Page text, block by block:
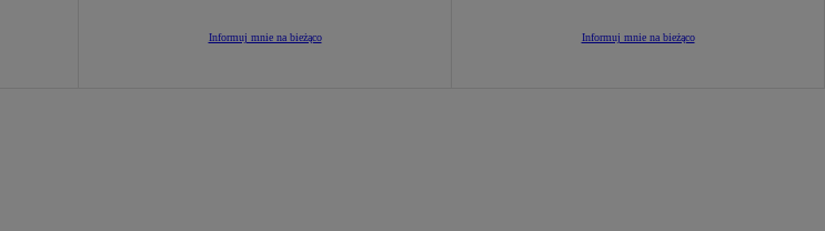
Informuj mnie na bieżąco Informuj mnie na bieżąco